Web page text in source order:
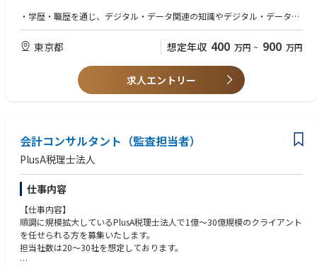
ンサルティングサービス・プロダクトの企画・開発
・学歴・職歴を通じ、デジタル・データ関連の知識やデジタル・データを
活用したビジネスのご経験がある方
東京都 想定年収 400 万円 ~ 900 万円
求人エントリー
会計コンサルタント（監査担当者）
PlusA税理士法人
仕事内容
【仕事内容】
順調に規模拡大しているPlusA税理士法人で1億～30億規模のクライアント
を任せられる方を募集いたします。
担当社数は20～30社を想定しております。